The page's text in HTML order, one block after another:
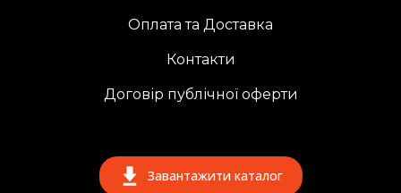
Оплата та Доставка
Контакти
Договір публічної оферти
Завантажити каталог